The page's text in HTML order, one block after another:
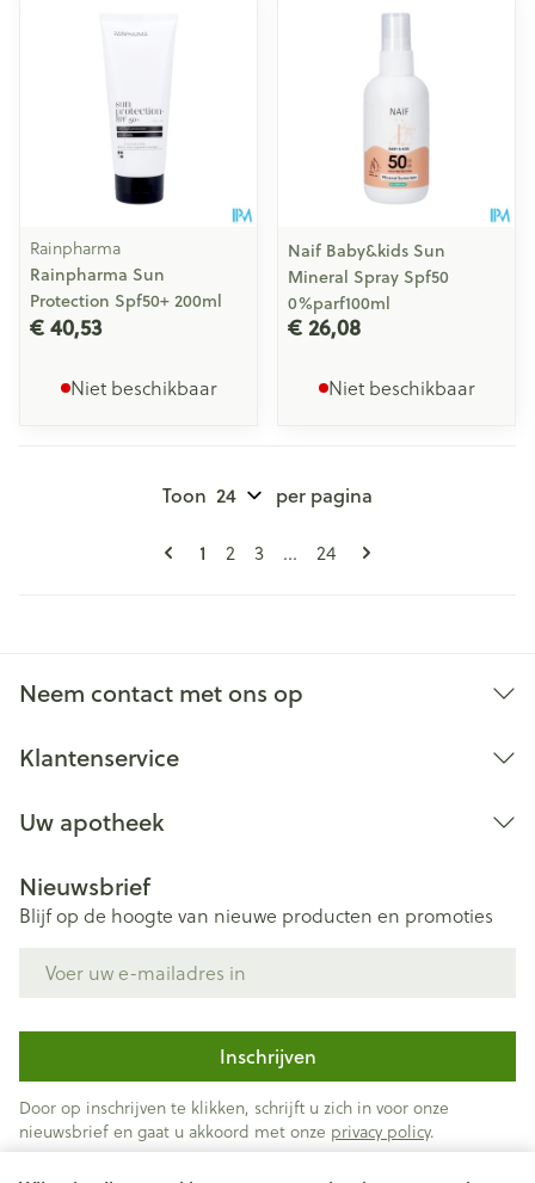
Rainpharma
Rainpharma Sun
Protection Spf50+ 200ml
€ 40,53
Niet beschikbaar
Naif Baby&kids Sun
Mineral Spray Spf50
0%parf100ml
€ 26,08
Niet beschikbaar
Pagina's
U lees momenteel pagina
1 Pagina
2 Pagina
3 ... Pagina
24
Toon per pagina
Neem contact met ons op
Klantenservice
Uw apotheek
Nieuwsbrief
Blijf op de hoogte van nieuwe producten en promoties
Inschrijven
Door op inschrijven te klikken, schrijft u zich in voor onze
nieuwsbrief en gaat u akkoord met onze privacy policy.